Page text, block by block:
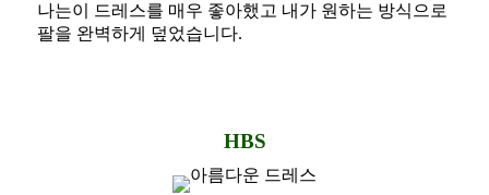
나는이 드레스를 매우 좋아했고 내가 원하는 방식으로
팔을 완벽하게 덮었습니다.
HBS